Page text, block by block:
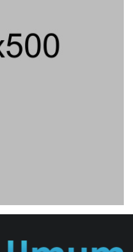
|| PENDIDIKAN
Diduga Dicatut
Bandung